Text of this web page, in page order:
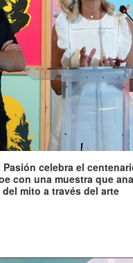
Pasión celebra el
con una muestra que
mito a través del arte